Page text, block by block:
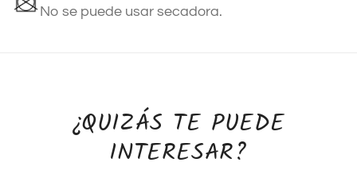
No se puede usar secadora.
¿QUIZÁS TE PUEDE
INTERESAR?